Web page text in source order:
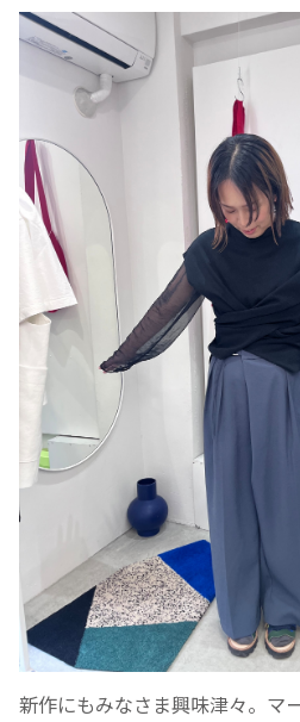
新作にもみなさま興味津々。マ